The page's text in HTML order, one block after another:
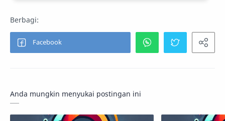
Anda mungkin menyukai postingan ini